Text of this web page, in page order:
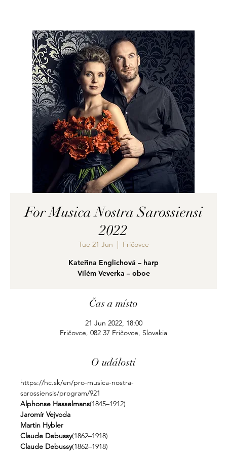
For Musica Nostra Sarossiensi
2022
Tue 21 Jun
  |
Fričovce
Kateřina Englichová – harp
Vilém Veverka – oboe
Čas a místo
21 Jun 2022, 18:00
Fričovce, 082 37 Fričovce, Slovakia
O události
https://hc.sk/en/pro-musica-nostra-
sarossiensis/program/921
Alphonse Hasselmans(1845–1912)
Jaromír Vejvoda
Martin Hybler
Claude Debussy(1862–1918)
Claude Debussy(1862–1918)